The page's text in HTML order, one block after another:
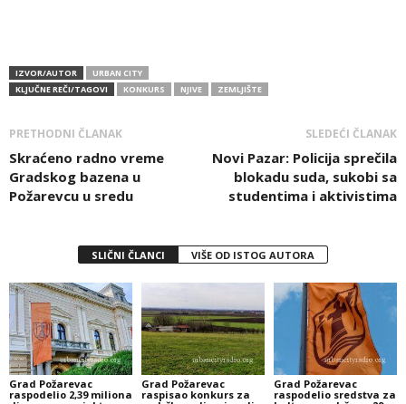
IZVOR/AUTOR
URBAN CITY
KLJUČNE REČI/TAGOVI
KONKURS NJIVE ZEMLJIŠTE
PRETHODNI ČLANAK
Skraćeno radno vreme
Gradskog bazena u
Požarevcu u sredu
SLEDEĆI ČLANAK
Novi Pazar: Policija sprečila
blokadu suda, sukobi sa
studentima i aktivistima
SLIČNI ČLANCI VIŠE OD ISTOG AUTORA
Grad Požarevac
raspodelio 2,39 miliona
Grad Požarevac
raspisao konkurs za
Grad Požarevac
raspodelio sredstva za